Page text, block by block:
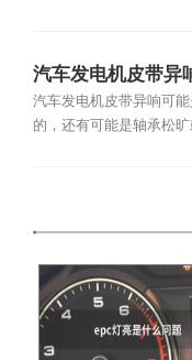
汽车发电机皮带异
汽车发电机皮带异响可
的，还有可能是轴承松